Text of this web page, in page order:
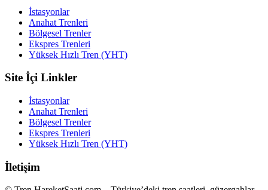
İstasyonlar
Anahat Trenleri
Bölgesel Trenler
Ekspres Trenleri
Yüksek Hızlı Tren (YHT)
Site İçi Linkler
İstasyonlar
Anahat Trenleri
Bölgesel Trenler
Ekspres Trenleri
Yüksek Hızlı Tren (YHT)
İletişim